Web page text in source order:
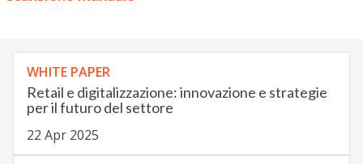
WHITE PAPER
Retail e digitalizzazione: innovazione e strategie
per il futuro del settore
22 Apr 2025